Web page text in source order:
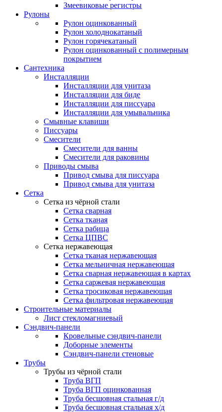
Змеевиковые регистры
Рулоны
Рулон оцинкованный
Рулон холоднокатаный
Рулон горячекатаный
Рулон оцинкованный с полимерным
покрытием
Сантехника
Инсталляции
Инсталляции для унитаза
Инсталляции для биде
Инсталляции для писсуара
Инсталляции для умывальника
Смывные клавиши
Писсуары
Смесители
Смесители для ванны
Смесители для раковины
Приводы смыва
Привод смыва для писсуара
Привод смыва для унитаза
Сетка
Сетка из чёрной стали
Сетка сварная
Сетка тканая
Сетка рабица
Сетка ЦПВС
Сетка нержавеющая
Сетка тканая нержавеющая
Сетка мельничная нержавеющая
Сетка сварная нержавеющая в картах
Сетка саржевая нержавеющая
Сетка тросиковая нержавеющая
Сетка фильтровая нержавеющая
Строительные материалы
Лист стекломагниевый
Сэндвич-панели
Кровельные сэндвич-панели
Доборные элементы
Сэндвич-панели стеновые
Трубы
Трубы из чёрной стали
Труба ВГП
Труба ВГП оцинкованная
Труба бесшовная стальная г/д
Труба бесшовная стальная х/д